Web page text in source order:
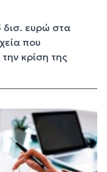
δισ. ευρώ στα
που
κρίση της